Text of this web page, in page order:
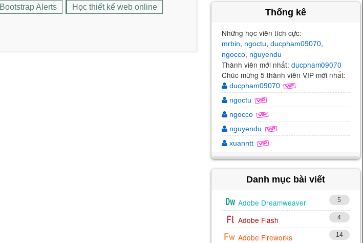
Bootstrap Alerts Học thiết kế web online
Thống kê
Những học viên tích cực:
mrbin, ngoctu, ducpham09070,
ngocco, nguyendu
Thành viên mới nhất: ducpham09070
Chúc mừng 5 thành viên VIP mới nhất:
ducpham09070
ngoctu
ngocco
nguyendu
xuanntt
Danh mục bài viết
Adobe Dreamweaver 5
Adobe Flash 4
Adobe Fireworks 14